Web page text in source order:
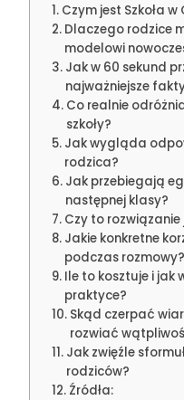
Czym jest Szkoła w
Dlaczego rodzice
modelowi
Jak w 60 sekund
najważniejsze
Co realnie
szkoły?
Jak wygląda
rodzica?
Jak przebiegają
następnej klasy?
Czy to
Jakie konkretne
podczas rozmowy?
Ile to kosztuje i
praktyce?
Skąd czerpać
rozwiać
Jak zwięźle
rodziców?
Źródła: